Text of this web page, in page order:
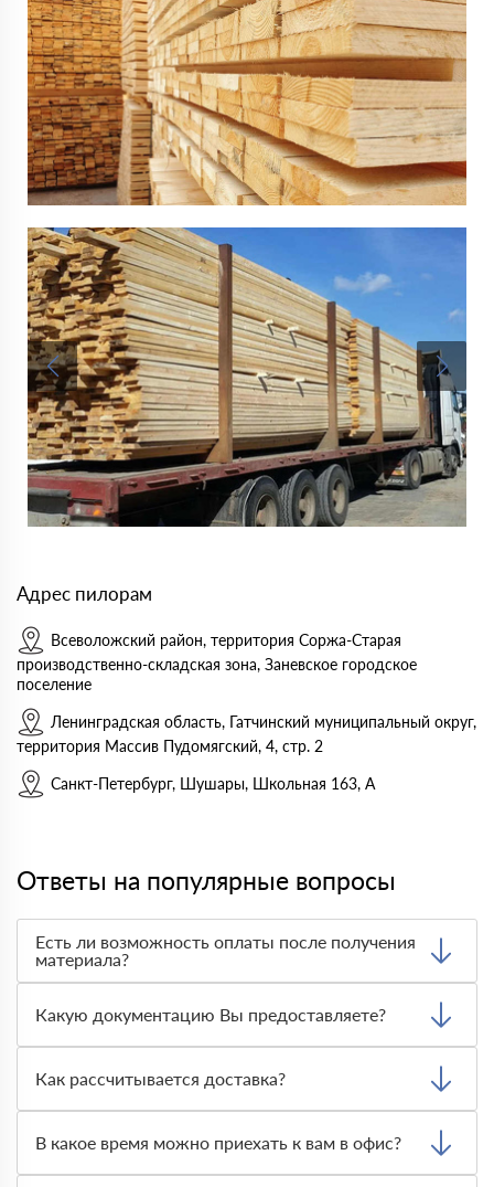
Адрес пилорам
Всеволожский район, территория Соржа-Старая
производственно-складская зона, Заневское городское
поселение
Ленинградская область, Гатчинский муниципальный округ,
территория Массив Пудомягский, 4, стр. 2
Санкт-Петербург, Шушары, Школьная 163, А
Ответы на популярные вопросы
Есть ли возможность оплаты после получения
материала?
оплата по факту получения товара. При этом, если
доставленный товар был ненадлежащего качества, то
Вы вправе от него отказаться.
Какую документацию Вы предоставляете?
сертификаты и паспорта качества, а также товарно-
транспортную накладную.
Как рассчитывается доставка?
персональный менеджер для уточнения деталей заказа.
Далее он передает заявку нашему логисту для оценки
стоимости и сроков доставки, которые впоследствии и
В какое время можно приехать к вам в офис?